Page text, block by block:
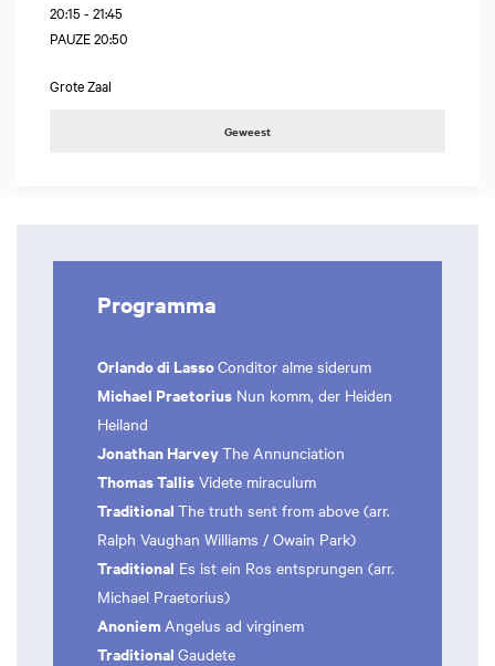
20:15 - 21:45
PAUZE 20:50
Grote Zaal
Geweest
Programma
Orlando di LassoConditor alme siderum
Michael Praetorius Nun komm, der Heiden
Heiland
Jonathan HarveyThe Annunciation
Thomas Tallis Videte miraculum
Traditional The truth sent from above (arr.
Ralph Vaughan Williams / Owain Park)
Traditional Es ist ein Ros entsprungen (arr.
Michael Praetorius)
Anoniem Angelus ad virginem
Traditional Gaudete